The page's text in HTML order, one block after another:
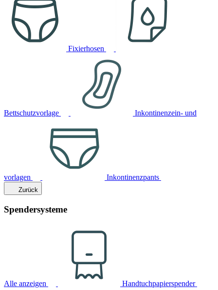
Fixierhosen
Bettschutzvorlage Inkontinenzein- und
vorlagen Inkontinenzpants
Zurück
Spendersysteme
Alle anzeigen Handtuchpapierspender